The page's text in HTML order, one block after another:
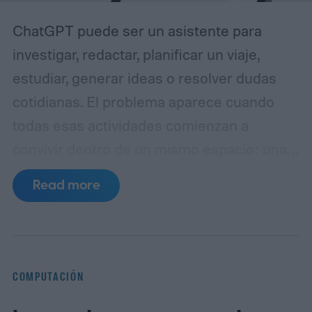
ChatGPT puede ser un asistente para
investigar, redactar, planificar un viaje,
estudiar, generar ideas o resolver dudas
cotidianas. El problema aparece cuando
conversación puede pasar de una
estrategia de contenidos a una receta, de
usuario advierta que también está
Read more
COMPUTACIÓN